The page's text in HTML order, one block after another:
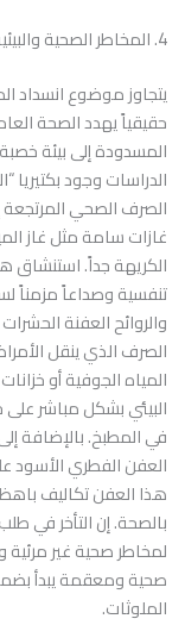
4. المخاطر الصحية والبيئية للإهمال
يتجاوز موضوع انسداد
حقيقياً يهدد الصحة
المسدودة إلى بيئة خصبة
الدراسات وجود بكتيريا
الصرف الصحي
غازات سامة مثل غاز
الكريهة جداً. استنشاق
تنفسية وصداعاً مزمناً
والروائح العفنة
الصرف الذي ينقل
المياه الجوفية أو
البيئي بشكل مباشر
في المطبخ. بالإضافة
العفن الفطري الأسود
هذا العفن تكاليف
بالصحة. إن التأخر في
لمخاطر صحية غير
صحية ومعقمة يبدأ
الملوثات.